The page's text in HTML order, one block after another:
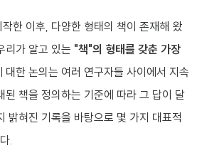
한 이후, 다양한 형태의 책이 존재해 왔
리가 알고 있는 "책"의 형태를 갖춘 가장
대한 논의는 여러 연구자들 사이에서 지속
된 책을 정의하는 기준에 따라 그 답이 달
밝혀진 기록을 바탕으로 몇 가지 대표적
.